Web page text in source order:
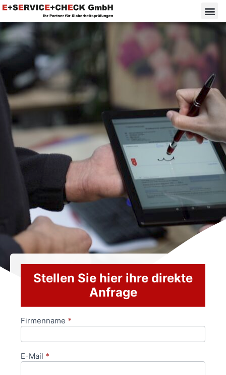
Stellen Sie hier ihre direkte
Anfrage
Anfrageformular
Firmenname *
E-Mail *